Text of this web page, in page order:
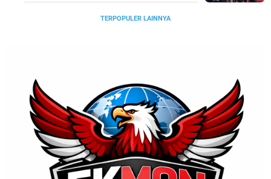
TERPOPULER LAINNYA